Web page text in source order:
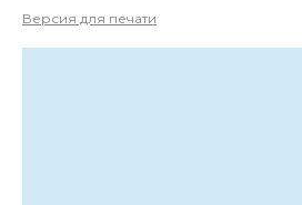
Версия для печати